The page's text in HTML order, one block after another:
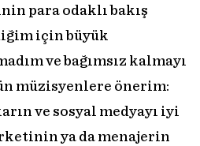
para odaklı bakış
için büyük
ve bağımsız kalmayı
müzisyenlere önerim:
ve sosyal medyayı iyi
ya da menajerin